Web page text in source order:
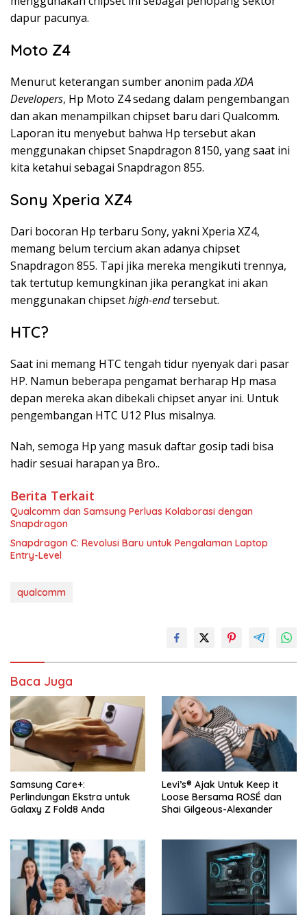
dapur pacunya.
Moto Z4
Menurut keterangan sumber anonim padaXDA
Developers, Hp Moto Z4 sedang dalam pengembangan
dan akan menampilkan chipset baru dari Qualcomm.
Laporan itu menyebut bahwa Hp tersebut akan
menggunakan chipset Snapdragon 8150, yang saat ini
kita ketahui sebagai Snapdragon 855.
Sony Xperia XZ4
Dari bocoran Hp terbaru Sony, yakni Xperia XZ4,
memang belum tercium akan adanya chipset
Snapdragon 855. Tapi jika mereka mengikuti trennya,
tak tertutup kemungkinan jika perangkat ini akan
menggunakan chipsethigh-endtersebut.
HTC?
Saat ini memang HTC tengah tidur nyenyak dari pasar
HP. Namun beberapa pengamat berharap Hp masa
depan mereka akan dibekali chipset anyar ini. Untuk
pengembangan HTC U12 Plus misalnya.
Nah, semoga Hp yang masuk daftar gosip tadi bisa
hadir sesuai harapan ya Bro..
Berita Terkait
Qualcomm dan Samsung Perluas Kolaborasi dengan
Snapdragon
Snapdragon C: Revolusi Baru untuk Pengalaman Laptop
Entry-Level
qualcomm
Baca Juga
Samsung Care+:
Perlindungan Ekstra untuk
Galaxy Z Fold8 Anda
Levi’s® Ajak Untuk Keep it
Loose Bersama ROSÉ dan
Shai Gilgeous-Alexander